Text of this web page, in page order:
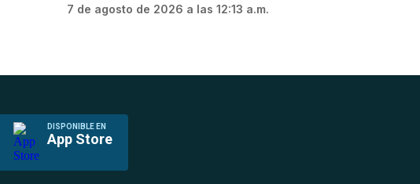
7 de agosto de 2026 a las 12:13 a.m.
DISPONIBLE EN
App Store